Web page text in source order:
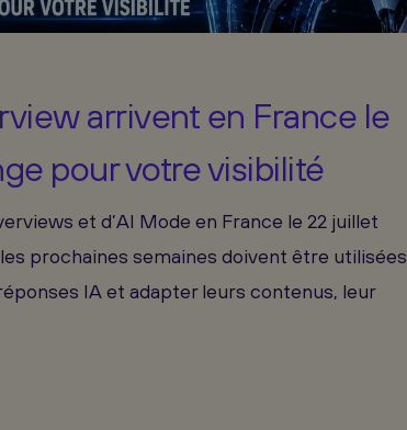
arrivent en France le
pour votre visibilité
et d’AI Mode en France le 22 juillet
prochaines semaines doivent être utilisées
IA et adapter leurs contenus, leur